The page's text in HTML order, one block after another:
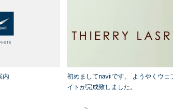
内
初めましてnaviiです。 ようやくウェ
イトが完成致しました。